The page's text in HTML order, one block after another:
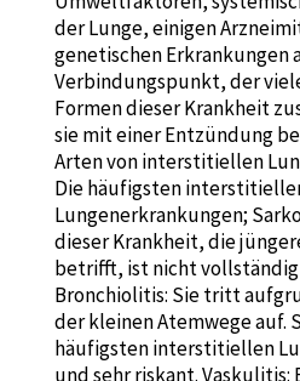
der Lunge, einigen
genetischen Erkrankungen
Verbindungspunkt, der
Formen dieser Krankheit
sie mit einer Entzündung
Arten von interstitiellen
Die häufigsten
Lungenerkrankungen;
dieser Krankheit, die
betrifft, ist nicht
Bronchiolitis: Sie tritt
der kleinen Atemwege auf.
häufigsten interstitiellen
und sehr riskant. Vaskulitis: